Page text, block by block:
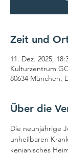
Zeit und
11. Dez. 2025,
Kulturzentrum
80634 München,
Über die
Die neunjährige
unheilbaren
kenianisches